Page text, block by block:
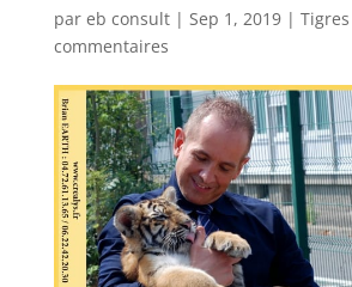
par eb consult| Sep 1, 2019| Tigres
commentaires